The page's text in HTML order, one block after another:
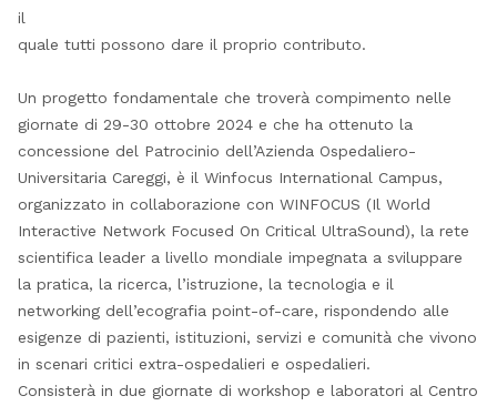
il
quale tutti possono dare il proprio contributo.
Un progetto fondamentale che troverà compimento nelle
giornate di 29-30 ottobre 2024 e che ha ottenuto la
concessione del Patrocinio dell’Azienda Ospedaliero-
Universitaria Careggi, è il Winfocus International Campus,
organizzato in collaborazione con WINFOCUS (Il World
Interactive Network Focused On Critical UltraSound), la rete
scientifica leader a livello mondiale impegnata a sviluppare
la pratica, la ricerca, l’istruzione, la tecnologia e il
networking dell’ecografia point-of-care, rispondendo alle
esigenze di pazienti, istituzioni, servizi e comunità che vivono
in scenari critici extra-ospedalieri e ospedalieri.
Consisterà in due giornate di workshop e laboratori al Centro